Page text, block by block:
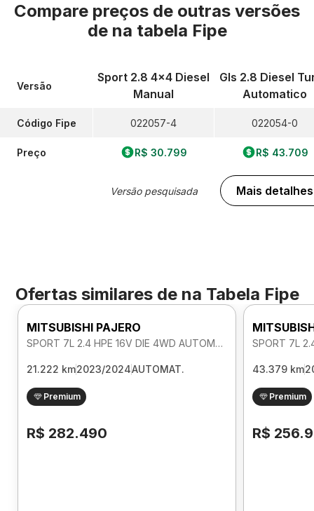
Compare preços de outras versões
de na tabela Fipe
Versão
Código Fipe
Preço
Sport 2.8 4x4 Diesel
Manual
022057-4
R$ 30.799
Versão pesquisada
Gls 2.8 Diesel
Automatico
022054-0
R$ 43.709
Mais detalhes
Ofertas similares de na Tabela Fipe
MITSUBISHI PAJERO
SPORT 7L 2.4 HPE 16V DIE 4WD AUTOMATICO
21.222 km2023/2024AUTOMAT.
Premium
R$ 282.490
43.379 km
Premium
R$